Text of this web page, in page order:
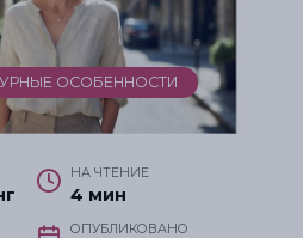
ОСОБЕННОСТИ
НА ЧТЕНИЕ
4 мин
ОПУБЛИКОВАНО